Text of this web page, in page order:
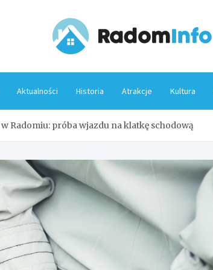
Aktualności Historia Atrakcje Kultura
Radomiu: próba wjazdu na klatkę schodową